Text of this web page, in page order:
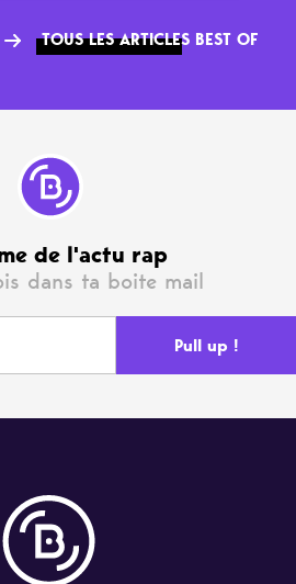
TOUS LES ARTICLES BEST OF
de l'actu rap
dans ta boite mail